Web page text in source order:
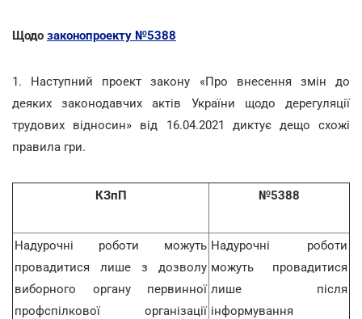
Щодо законопроекту №5388
1. Наступний проект закону «Про внесення змін до
деяких законодавчих актів України щодо дерегуляції
трудових відносин» від 16.04.2021 диктує дещо схожі
правила гри.
КЗпП №5388
Надурочні роботи можуть
провадитися лише з дозволу
виборного органу первинної
профспілкової організації
Надурочні роботи
можуть провадитися
лише після
інформування